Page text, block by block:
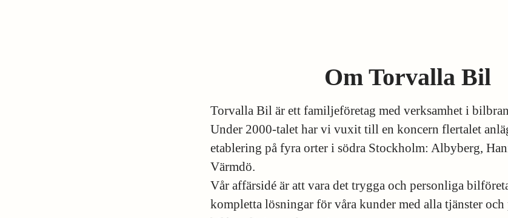
Om Torvalla Bil
Torvalla Bil är ett familjeföretag med verksamhet i
Under 2000-talet har vi vuxit till en koncern flertalet
etablering på fyra orter i södra Stockholm: Albyberg,
Värmdö.
Vår affärsidé är att vara det trygga och personliga
kompletta lösningar för våra kunder med alla tjänster